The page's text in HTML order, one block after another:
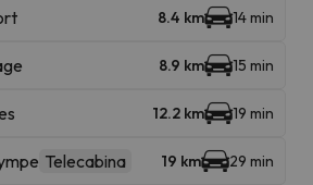
8.4 km 14 min
8.9 km 15 min
12.2 km 19 min
Telecabina 19 km 29 min